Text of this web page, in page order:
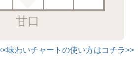
甘口
味わいチャートの使い方はコチラ>>